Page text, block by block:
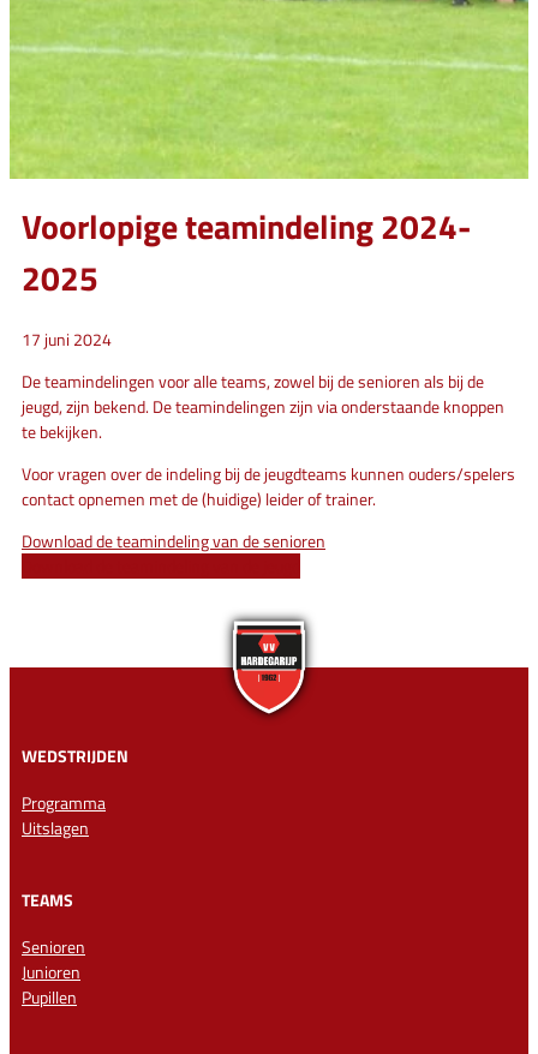
Voorlopige teamindeling 2024-
2025
17 juni 2024
De teamindelingen voor alle teams, zowel bij de senioren als bij de
jeugd, zijn bekend. De teamindelingen zijn via onderstaande knoppen
te bekijken.
Voor vragen over de indeling bij de jeugdteams kunnen ouders/spelers
contact opnemen met de (huidige) leider of trainer.
Download de teamindeling van de senioren
WEDSTRIJDEN
Programma
Uitslagen
TEAMS
Senioren
Junioren
Pupillen